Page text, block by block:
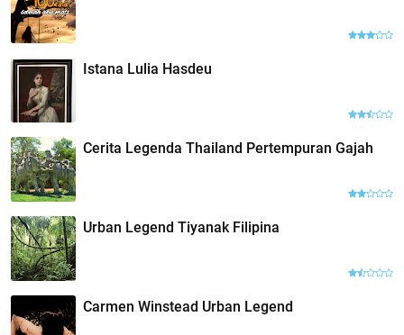
Istana Lulia Hasdeu
Cerita Legenda Thailand Pertempuran Gajah
Urban Legend Tiyanak Filipina
Carmen Winstead Urban Legend